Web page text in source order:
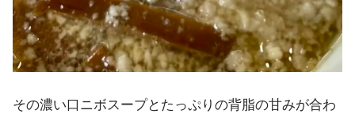
その濃い口ニボスープとたっぷりの背脂の甘みが合わ